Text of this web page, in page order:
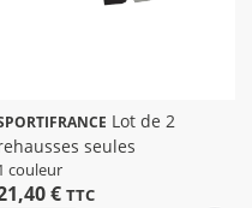
seules
couleur
€ TTC